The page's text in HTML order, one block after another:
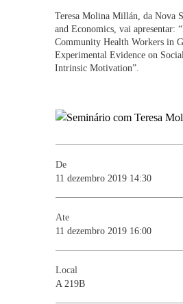
WHAT'S HAPPENING
Teresa Molina Millán, da Nova
and Economics, vai apresentar:
Community Health Workers in
Experimental Evidence on
Intrinsic Motivation”.
De
11 dezembro 2019 14:30
Ate
11 dezembro 2019 16:00
Local
A 219B